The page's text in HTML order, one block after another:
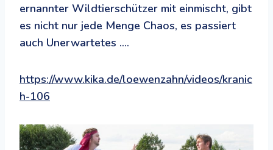
ernannter Wildtierschützer mit einmischt, gibt
es nicht nur jede Menge Chaos, es passiert
auch Unerwartetes ….
https://www.kika.de/loewenzahn/videos/kranic
h-106